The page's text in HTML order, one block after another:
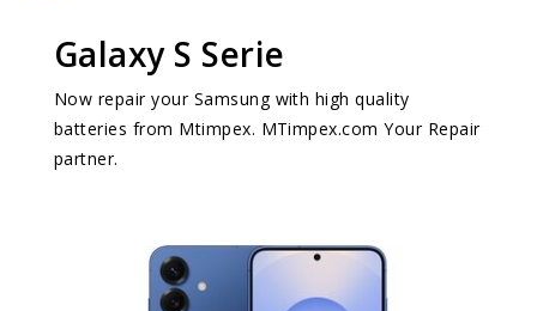
Galaxy S Serie
Now repair your Samsung with high quality
batteries from Mtimpex. MTimpex.com Your Repair
partner.